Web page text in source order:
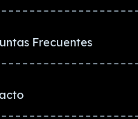
Frecuentes